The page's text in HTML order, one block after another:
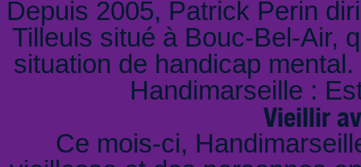
Depuis 2005, Patrick Perin
Tilleuls situé à Bouc-Bel-Air,
situation de handicap
Handimarseille :
Vieillir
Ce mois-ci,